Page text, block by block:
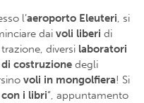
l’aeroporto Eleuteri, si
dai voli liberi di
diversi laboratori
costruzione degli
voli in mongolfiera! Si
i libri”, appuntamento